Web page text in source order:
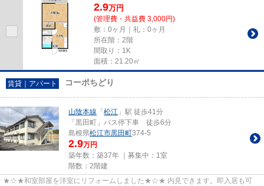
2.9万円
(管理費・共益費 3,000円)
敷：0ヶ月｜礼：0ヶ月
所在階：2階
間取り：1K
面積：21.20㎡
賃貸｜アパート コーポちどり
山陰本線 「 松江 」駅 徒歩41分
「黒田町」バス停下車 徒歩6分
島根県松江市黒田町374-5
2.9万円
築年数：築37年 ｜募集中： 1室
階数：2階建
★☆★和室部屋を洋室にリフォームしました★☆★ 内見できます。即入居も可